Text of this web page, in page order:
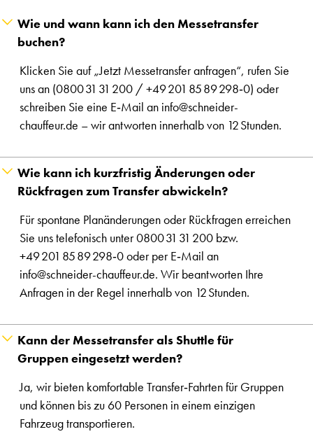
Wie und wann kann ich den Messetransfer
buchen?
Klicken Sie auf „Jetzt Messetransfer anfragen“, rufen Sie
uns an (0800 31 31 200 / +49 201 85 89 298‑0) oder
schreiben Sie eine E‑Mail an info@schneider-
chauffeur.de – wir antworten innerhalb von 12 Stunden.
Wie kann ich kurzfristig Änderungen oder
Rückfragen zum Transfer abwickeln?
Für spontane Planänderungen oder Rückfragen erreichen
Sie uns telefonisch unter 0800 31 31 200 bzw.
+49 201 85 89 298‑0 oder per E‑Mail an
info@schneider-chauffeur.de. Wir beantworten Ihre
Anfragen in der Regel innerhalb von 12 Stunden.
Kann der Messetransfer als Shuttle für
Gruppen eingesetzt werden?
Ja, wir bieten komfortable Transfer‑Fahrten für Gruppen
und können bis zu 60 Personen in einem einzigen
Fahrzeug transportieren.